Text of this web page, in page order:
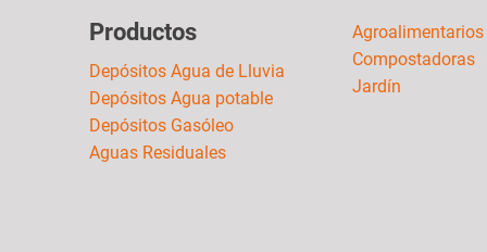
Productos
Depósitos Agua de Lluvia
Depósitos Agua potable
Depósitos Gasóleo
Aguas Residuales
Agroalimentarios
Compostadoras
Jardín